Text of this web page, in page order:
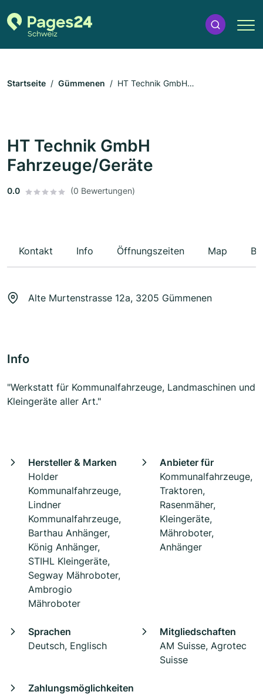
Startseite Gümmenen
HT Technik GmbH
HT Technik GmbH
Fahrzeuge/Geräte
0.0 (0 Bewertungen)
Kontakt Info Öffnungszeiten Map
Alte Murtenstrasse 12a, 3205 Gümmenen
Info
"Werkstatt für Kommunalfahrzeuge, Landmaschinen und
Kleingeräte aller Art."
Hersteller & Marken
Holder
Kommunalfahrzeuge,
Lindner
Kommunalfahrzeuge,
Barthau Anhänger,
König Anhänger,
STIHL Kleingeräte,
Segway Mähroboter,
Ambrogio
Mähroboter
Anbieter für
Kommunalfahrzeuge,
Traktoren,
Rasenmäher,
Kleingeräte,
Mähroboter,
Anhänger
Sprachen
Deutsch, Englisch
Mitgliedschaften
AM Suisse, Agrotec
Suisse
Zahlungsmöglichkeiten